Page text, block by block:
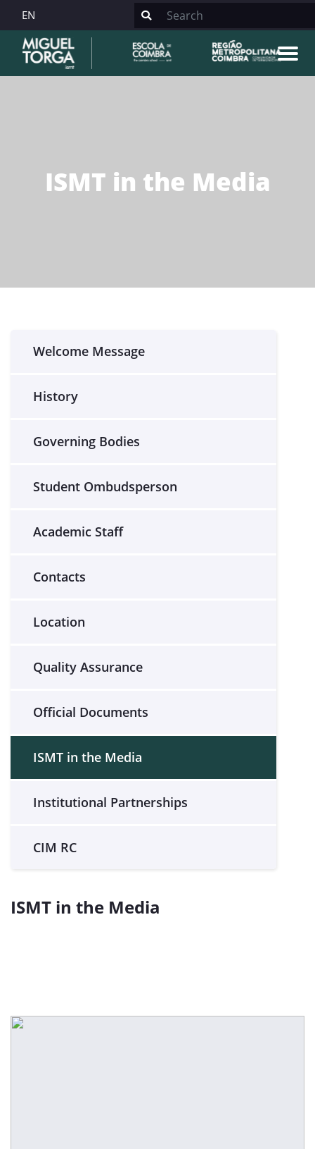
EN
ISMT in the Media
Welcome Message
History
Governing Bodies
Student Ombudsperson
Academic Staff
Contacts
Location
Quality Assurance
Official Documents
ISMT in the Media
Institutional Partnerships
CIM RC
ISMT in the Media